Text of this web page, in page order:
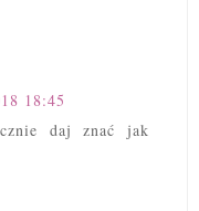
18:45
daj znać jak